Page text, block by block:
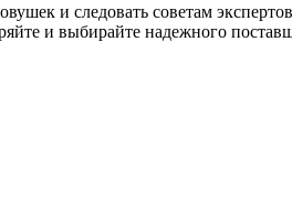
и следовать советам экспертов
и выбирайте надежного